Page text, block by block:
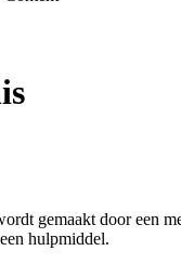
gemaakt door een
hulpmiddel.